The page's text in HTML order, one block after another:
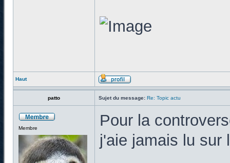
Haut
patto Sujet du message: Re: Topic actu
Membre
Pour la
j'aie jamais lu sur